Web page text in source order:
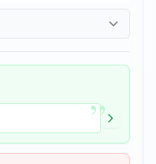
”